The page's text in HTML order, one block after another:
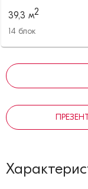
39,3 м2
14 блок